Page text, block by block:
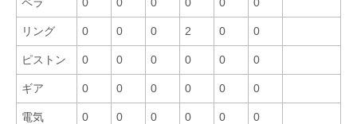
リング 0 0 0 2 0 0
ピストン 0 0 0 0 0 0
ギア 0 0 0 0 0 0
電気 0 0 0 0 0 0